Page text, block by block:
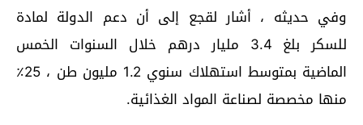
وفي حديثه ، أشار لقجع إلى أن ​​دعم الدولة لمادة
للسكر بلغ 3.4 مليار درهم خلال السنوات الخمس
الماضية بمتوسط ​​استهلاك سنوي 1.2 مليون طن ، 25٪
منها مخصصة لصناعة المواد الغذائية.